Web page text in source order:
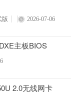
版
2026-07-06
主板BIOS
2.0无线网卡